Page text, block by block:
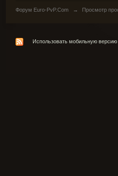
Форум Euro-PvP.Com → Просмотр
Использовать мобильную версию